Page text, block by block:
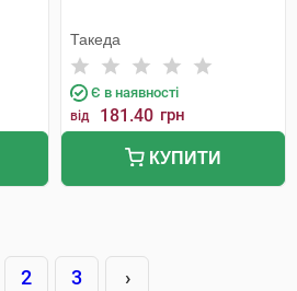
Такеда
Є в наявності
від 181.40 грн
КУПИТИ
2 3 ›